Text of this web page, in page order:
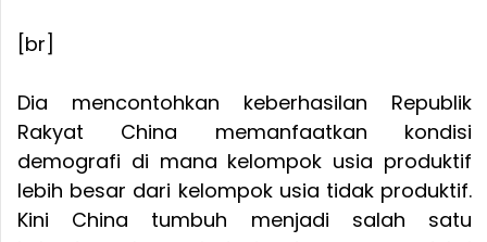
[br]
Dia mencontohkan keberhasilan Republik
Rakyat China memanfaatkan kondisi
demografi di mana kelompok usia produktif
lebih besar dari kelompok usia tidak produktif.
Kini China tumbuh menjadi salah satu